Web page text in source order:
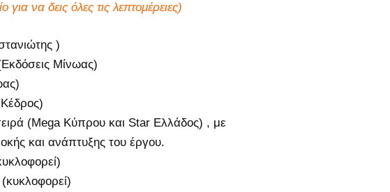
να δεις όλες τις λεπτομέρειες)
)
Μίνωας)
(Mega Κύπρου και Star Ελλάδος) , με
και ανάπτυξης του έργου.